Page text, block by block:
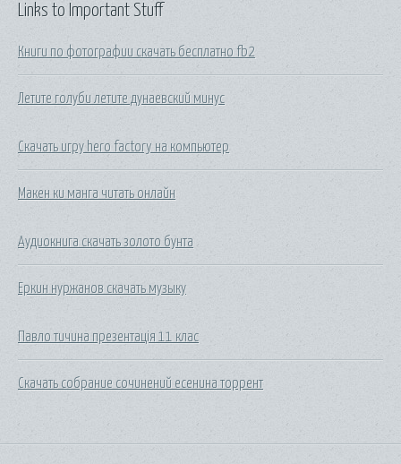
Links to Important Stuff
Книги по фотографии скачать бесплатно fb2
Летите голуби летите дунаевский минус
Скачать игру hero factory на компьютер
Макен ки манга читать онлайн
Аудиокнига скачать золото бунта
Еркин нуржанов скачать музыку
Павло тичина презентація 11 клас
Скачать собрание сочинений есенина торрент